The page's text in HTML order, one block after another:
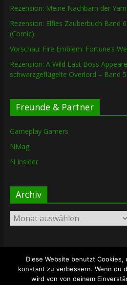
Rezension: Meine Nachbarn der
Rezension: Elfies Zauberbuch Band
(Comic)
Vorschau: Fire Emblem: Fortune’s
Rezension: A Wild Last Boss
schwarzgeflügelte Overlord – Band
Freunde & Partner
Gameplay Gamers
NMag
N Insider
Archiv
Archiv
Copyright © 2026The Lost
Theme: ColorMag von
Diese Website benutzt Cookies,
konstant zu verbessern. Wenn du
wird von von deinem